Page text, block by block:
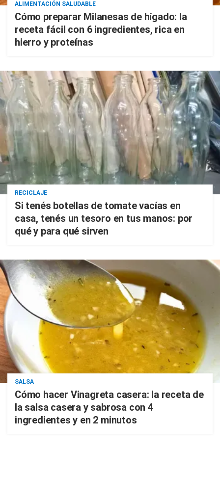
ALIMENTACIÓN SALUDABLE
Cómo preparar Milanesas de hígado: la
receta fácil con 6 ingredientes, rica en
hierro y proteínas
RECICLAJE
Si tenés botellas de tomate vacías en
casa, tenés un tesoro en tus manos: por
qué y para qué sirven
SALSA
Cómo hacer Vinagreta casera: la receta de
la salsa casera y sabrosa con 4
ingredientes y en 2 minutos